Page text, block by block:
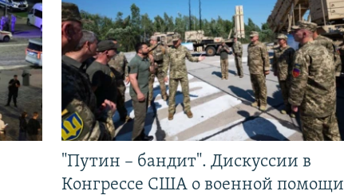
"Путин – бандит". Дискуссии в
Конгрессе США о военной помощи